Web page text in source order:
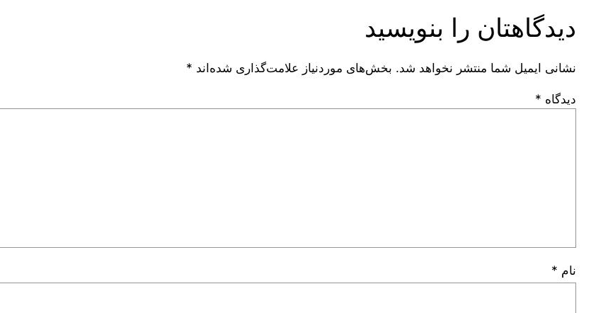
دیدگاهتان را بنویسید
نشانی ایمیل شما منتشر نخواهد شد. بخش‌های موردنیاز علامت‌گذاری شده‌اند *
دیدگاه *
نام *